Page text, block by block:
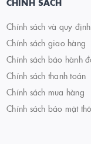
CHÍNH SÁCH
Chính sách và quy
Chính sách giao hàng
Chính sách bảo hành
Chính sách thanh toán
Chính sách mua hàng
Chính sách bảo mật